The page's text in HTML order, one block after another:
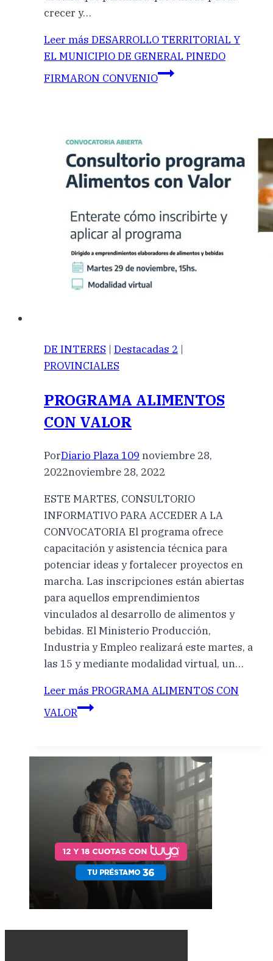
crecer y…
Leer más DESARROLLO TERRITORIAL Y
EL MUNICIPIO DE GENERAL PINEDO
FIRMARON CONVENIO
DE INTERES | Destacadas 2 |
PROVINCIALES
PROGRAMA ALIMENTOS
CON VALOR
PorDiario Plaza 109 noviembre 28,
2022noviembre 28, 2022
ESTE MARTES, CONSULTORIO
INFORMATIVO PARA ACCEDER A LA
CONVOCATORIA El programa ofrece
capacitación y asistencia técnica para
potenciar ideas y fortalecer proyectos en
marcha. Las inscripciones están abiertas
para aquellos emprendimientos
vinculados al desarrollo de alimentos y
bebidas. El Ministerio Producción,
Industria y Empleo realizará este martes, a
las 15 y mediante modalidad virtual, un…
Leer más PROGRAMA ALIMENTOS CON
VALOR